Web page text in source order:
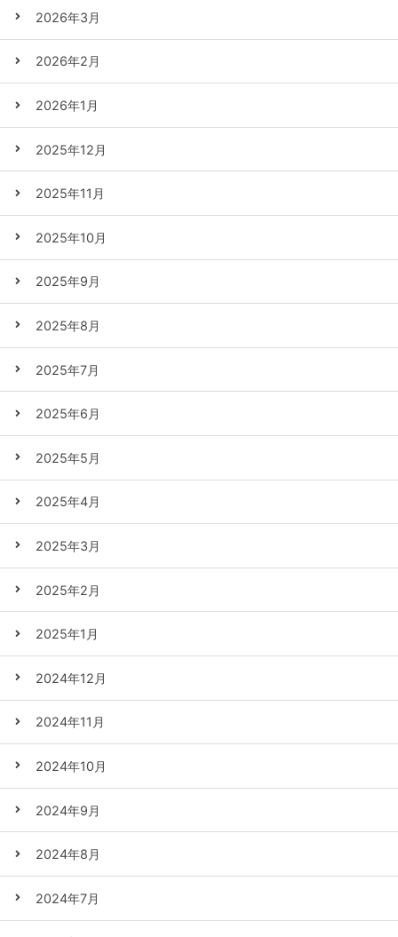
2026年3月
2026年2月
2026年1月
2025年12月
2025年11月
2025年10月
2025年9月
2025年8月
2025年7月
2025年6月
2025年5月
2025年4月
2025年3月
2025年2月
2025年1月
2024年12月
2024年11月
2024年10月
2024年9月
2024年8月
2024年7月